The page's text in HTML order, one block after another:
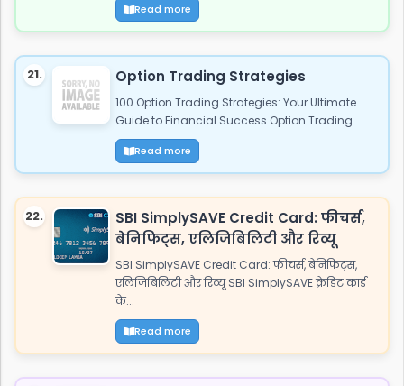
Read more
21. Option Trading Strategies
100 Option Trading Strategies: Your Ultimate
Guide to Financial Success Option Trading...
Read more
22.
SBI SimplySAVE Credit Card: फीचर्स,
बेनिफिट्स, एलिजिबिलिटी और रिव्यू
SBI SimplySAVE Credit Card: फीचर्स, बेनिफिट्स,
एलिजिबिलिटी और रिव्यू SBI SimplySAVE क्रेडिट कार्ड
के...
Read more